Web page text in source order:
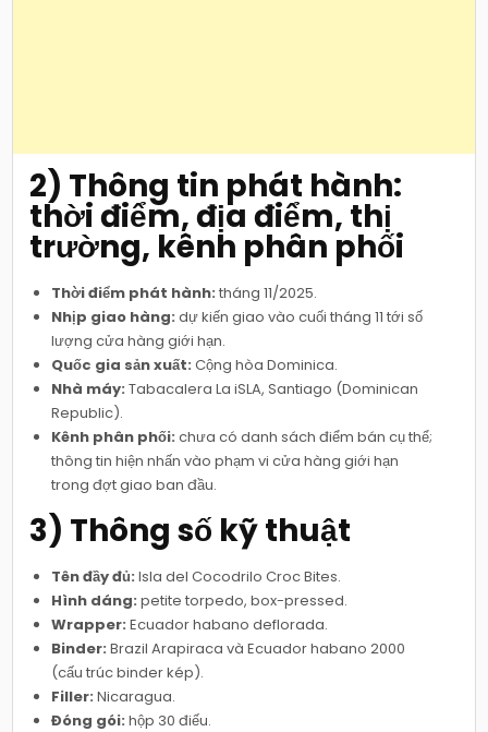
2) Thông tin phát hành:
thời điểm, địa điểm, thị
trường, kênh phân phối
Thời điểm phát hành: tháng 11/2025.
Nhịp giao hàng: dự kiến giao vào cuối tháng 11 tới số
lượng cửa hàng giới hạn.
Quốc gia sản xuất: Cộng hòa Dominica.
Nhà máy: Tabacalera La iSLA, Santiago (Dominican
Republic).
Kênh phân phối: chưa có danh sách điểm bán cụ thể;
thông tin hiện nhấn vào phạm vi cửa hàng giới hạn
trong đợt giao ban đầu.
3) Thông số kỹ thuật
Tên đầy đủ: Isla del Cocodrilo Croc Bites.
Hình dáng: petite torpedo, box-pressed.
Wrapper: Ecuador habano deflorada.
Binder: Brazil Arapiraca và Ecuador habano 2000
(cấu trúc binder kép).
Filler: Nicaragua.
Đóng gói: hộp 30 điếu.